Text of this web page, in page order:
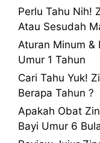
Perlu Tahu Nih!
Atau Sesudah
Aturan Minum &
Umur 1 Tahun
Cari Tahu Yuk!
Berapa Tahun ?
Apakah Obat
Bayi Umur 6